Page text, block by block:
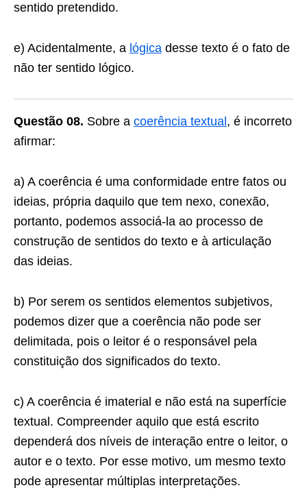
sentido pretendido.
e) Acidentalmente, a lógica desse texto é o fato de
não ter sentido lógico.
Questão 08. Sobre a coerência textual , é incorreto
afirmar:
a) A coerência é uma conformidade entre fatos ou
ideias, própria daquilo que tem nexo, conexão,
portanto, podemos associá-la ao processo de
construção de sentidos do texto e à articulação
das ideias.
b) Por serem os sentidos elementos subjetivos,
podemos dizer que a coerência não pode ser
delimitada, pois o leitor é o responsável pela
constituição dos significados do texto.
c) A coerência é imaterial e não está na superfície
textual. Compreender aquilo que está escrito
dependerá dos níveis de interação entre o leitor, o
autor e o texto. Por esse motivo, um mesmo texto
pode apresentar múltiplas interpretações.